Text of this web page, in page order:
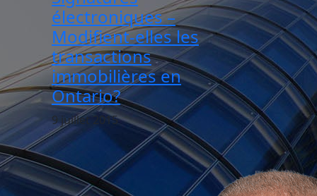
électroniques –
Modifient-elles les
transactions
immobilières en
Ontario?
9 juillet 2015